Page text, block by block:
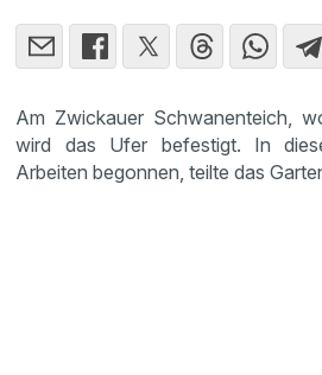
Am Zwickauer Schwanenteich,
wird das Ufer befestigt. In
Arbeiten begonnen, teilte das